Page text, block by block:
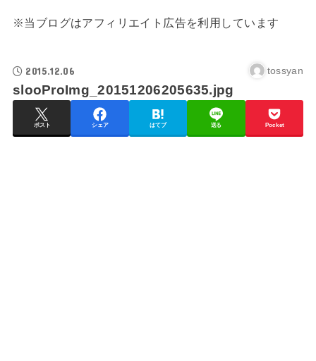
※当ブログはアフィリエイト広告を利用しています
2015.12.06 tossyan
slooProImg_20151206205635.jpg
ポスト シェア はてブ 送る Pocket